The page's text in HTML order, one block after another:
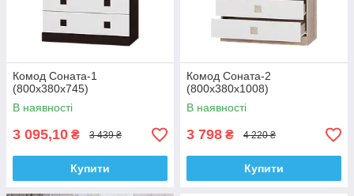
Комод Соната-1
(800х380х745)
В наявності
3 095,10 ₴ 3 439 ₴
Купити
Комод Соната-2
(800х380х1008)
В наявності
3 798 ₴ 4 220 ₴
Купити